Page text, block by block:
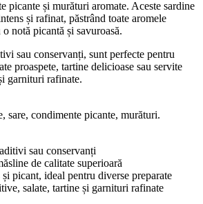
picante și murături aromate. Aceste sardine
și rafinat, păstrând toate aromele
notă picantă și savuroasă.
sau conservanți, sunt perfecte pentru
proaspete, tartine delicioase sau servite
garnituri rafinate.
sare, condimente picante, murături.
sau conservanți
de calitate superioară
picant, ideal pentru diverse preparate
salate, tartine și garnituri rafinate